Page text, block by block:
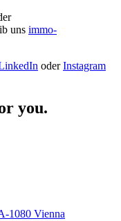
uns immo-
oderInstagram
you.
1080 Vienna